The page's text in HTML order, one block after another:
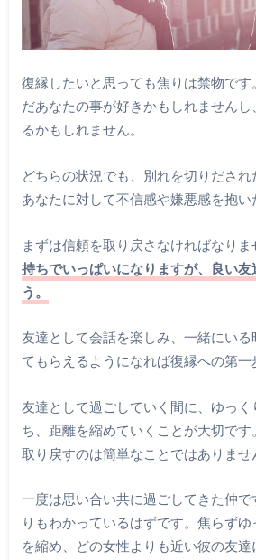
復縁したいと思っても焦りは禁物です
だあなたの事が好きかもしれません
るかもしれません。
どちらの状況でも、別れを切りださ
あなたに対して不信感や嫌悪感を抱い
まずは信頼を取り戻さなければなりま
持ちでいっぱいになりますが、良い友
う。
友達として会話を楽しみ、一緒にいる
てもらえるようになれば復縁への第一
友達として過ごしていく間に、ゆっ
ち、距離を縮めていくことが大切で
取り戻すのは簡単なことではありませ
一度は思い合い共に過ごしてきた仲で
りもわかっているはずです。焦らず
を縮め、どの女性よりも近い彼の友